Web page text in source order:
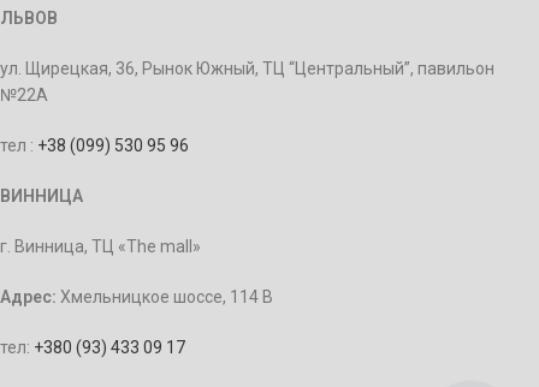
ЛЬВОВ
ул. Щирецкая, 36, Рынок Южный, ТЦ “Центральный”, павильон
№22А
тел : +38 (099) 530 95 96
ВИННИЦА
г. Винница, ТЦ «The mall»
Адрес: Хмельницкое шоссе, 114 В
тел: +380 (93) 433 09 17